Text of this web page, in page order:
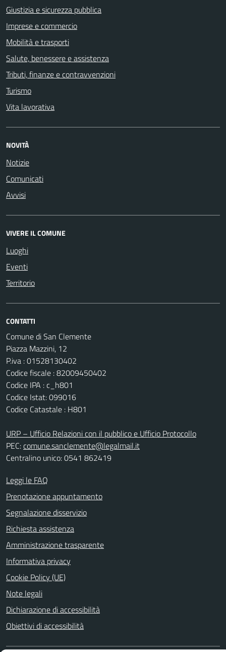
Giustizia e sicurezza pubblica
Imprese e commercio
Mobilità e trasporti
Salute, benessere e assistenza
Tributi, finanze e contravvenzioni
Turismo
Vita lavorativa
NOVITÀ
Notizie
Comunicati
Avvisi
VIVERE IL COMUNE
Luoghi
Eventi
Territorio
CONTATTI
Comune di San Clemente
Piazza Mazzini, 12
P.iva : 01528130402
Codice fiscale : 82009450402
Codice IPA : c_h801
Codice Istat: 099016
Codice Catastale : H801
URP – Ufficio Relazioni con il pubblico e Ufficio Protocollo
PEC:comune.sanclemente@legalmail.it
Centralino unico: 0541 862419
Leggi le FAQ
Prenotazione appuntamento
Segnalazione disservizio
Richiesta assistenza
Amministrazione trasparente
Informativa privacy
Cookie Policy (UE)
Note legali
Dichiarazione di accessibilità
Obiettivi di accessibilità